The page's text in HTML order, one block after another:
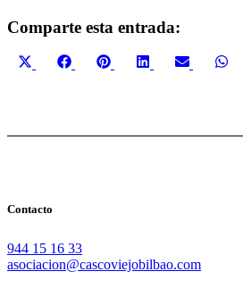
Comparte esta entrada:
CompartirCompartir
FacebookCompartir
Pinterest Compartir
LinkedInCompartir
Email
Contacto
944 15 16 33
asociacion@cascoviejobilbao.com